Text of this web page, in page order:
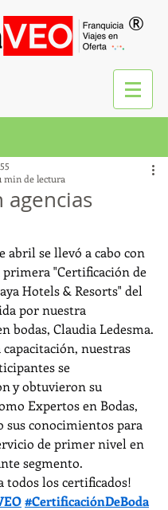
®
agencias
min de lectura
abril se llevó a cabo con
"Certificación de
Hotels & Resorts" del
por nuestra
bodas, Claudia Ledesma.
nuestras
se
y obtuvieron su
Expertos en Bodas,
sus conocimientos para
de primer nivel en
segmento.
todos los certificados!
#CertificaciónDeBoda